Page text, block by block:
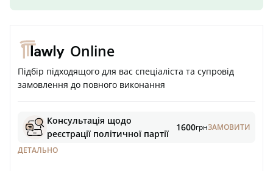
Online
Підбір підходящого для вас спеціаліста та супровід
замовлення до повного виконання
Консультація щодо
реєстрації політичної партії
1600грнЗАМОВИТИ
ДЕТАЛЬНО